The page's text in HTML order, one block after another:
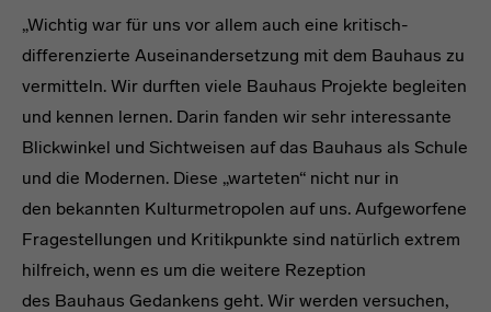
„Wichtig war für uns vor allem auch eine kritisch-
differenzierte Auseinandersetzung mit dem Bauhaus zu
vermitteln. Wir durften viele Bauhaus Projekte begleiten
und kennen lernen. Darin fanden wir sehr interessante
Blickwinkel und Sichtweisen auf das Bauhaus als Schule
und die Modernen. Diese „warteten“ nicht nur in
den bekannten Kulturmetropolen auf uns. Aufgeworfene
Fragestellungen und Kritikpunkte sind natürlich extrem
hilfreich, wenn es um die weitere Rezeption
des Bauhaus Gedankens geht. Wir werden versuchen,